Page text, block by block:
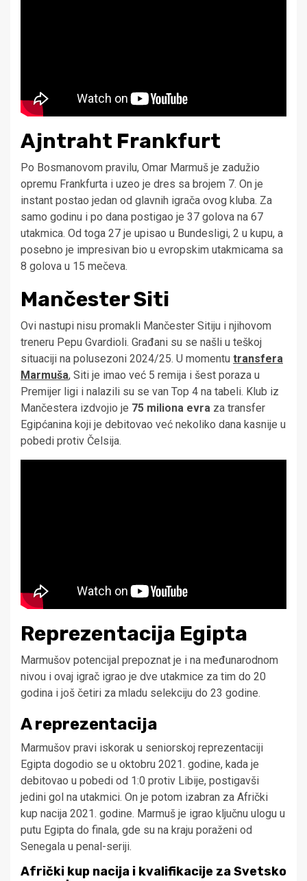
Ajntraht Frankfurt
Po Bosmanovom pravilu, Omar Marmuš je zadužio
opremu Frankfurta i uzeo je dres sa brojem 7. On je
instant postao jedan od glavnih igrača ovog kluba. Za
samo godinu i po dana postigao je 37 golova na 67
utakmica. Od toga 27 je upisao u Bundesligi, 2 u kupu, a
posebno je impresivan bio u evropskim utakmicama sa
8 golova u 15 mečeva.
Mančester Siti
Ovi nastupi nisu promakli Mančester Sitiju i njihovom
treneru Pepu Gvardioli. Građani su se našli u teškoj
situaciji na polusezoni 2024/25. U momentu transfera
Marmuša, Siti je imao već 5 remija i šest poraza u
Premijer ligi i nalazili su se van Top 4 na tabeli. Klub iz
Mančestera izdvojio je 75 miliona evra za transfer
Egipćanina koji je debitovao već nekoliko dana kasnije u
pobedi protiv Čelsija.
Reprezentacija Egipta
Marmušov potencijal prepoznat je i na međunarodnom
nivou i ovaj igrač igrao je dve utakmice za tim do 20
godina i još četiri za mladu selekciju do 23 godine.
A reprezentacija
Marmušov pravi iskorak u seniorskoj reprezentaciji
Egipta dogodio se u oktobru 2021. godine, kada je
debitovao u pobedi od 1:0 protiv Libije, postigavši
jedini gol na utakmici. On je potom izabran za Afrički
kup nacija 2021. godine. Marmuš je igrao ključnu ulogu u
putu Egipta do finala, gde su na kraju poraženi od
Senegala u penal-seriji.
Afrički kup nacija i kvalifikacije za Svetsko